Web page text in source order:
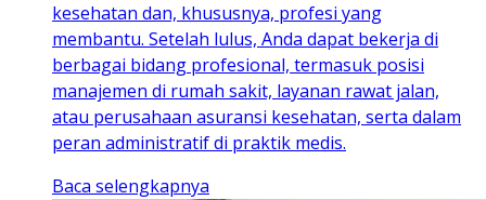
kesehatan dan, khususnya, profesi yang
membantu. Setelah lulus, Anda dapat bekerja di
berbagai bidang profesional, termasuk posisi
manajemen di rumah sakit, layanan rawat jalan,
atau perusahaan asuransi kesehatan, serta dalam
peran administratif di praktik medis.
Baca selengkapnya